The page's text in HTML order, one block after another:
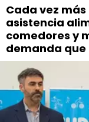
Cada vez
asistencia
comedores y
demanda que